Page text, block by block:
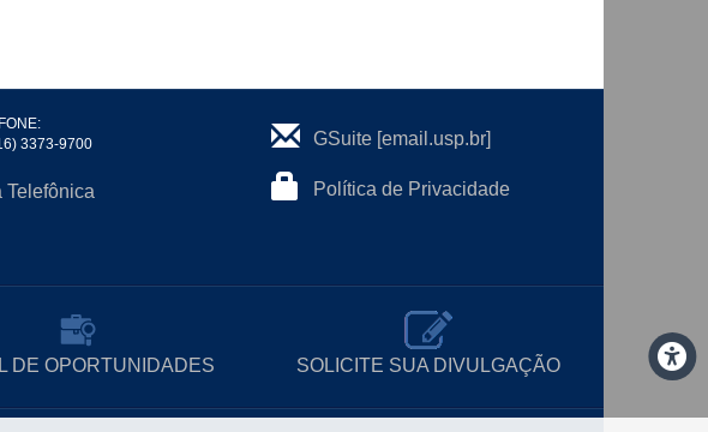
3373-9700
Telefônica
GSuite [email.usp.br]
Política de Privacidade
DE OPORTUNIDADES SOLICITE SUA DIVULGAÇÃO